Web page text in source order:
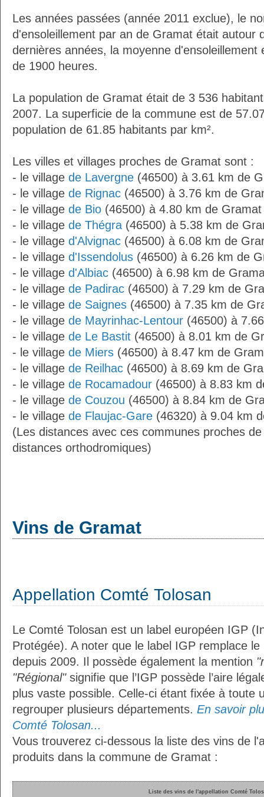
Les années passées (année 2011 exclue), le
d'ensoleillement par an de Gramat était autour
dernières années, la moyenne d'ensoleillement
de 1900 heures.
La population de Gramat était de 3 536
2007. La superficie de la commune est de
population de 61.85 habitants par km².
Les villes et villages proches de Gramat sont :
- le village de Lavergne (46500) à 3.61 km de
- le village de Rignac (46500) à 3.76 km de
- le village de Bio (46500) à 4.80 km de Gramat
- le village de Thégra (46500) à 5.38 km de
- le village d'Alvignac (46500) à 6.08 km de
- le village d'Issendolus (46500) à 6.26 km de
- le village d'Albiac (46500) à 6.98 km de
- le village de Padirac (46500) à 7.29 km de
- le village de Saignes (46500) à 7.35 km de
- le village de Mayrinhac-Lentour (46500) à
- le village de Le Bastit (46500) à 8.01 km de
- le village de Miers (46500) à 8.47 km de
- le village de Reilhac (46500) à 8.69 km de
- le village de Rocamadour (46500) à 8.83 km
- le village de Couzou (46500) à 8.84 km de
- le village de Flaujac-Gare (46320) à 9.04 km
(Les distances avec ces communes proches
distances orthodromiques)
Vins de Gramat
Appellation Comté Tolosan
Le Comté Tolosan est un label européen IGP
Protégée). A noter que le label IGP remplace
depuis 2009. Il possède également la mention
"Régional"signifie que l’IGP possède l’aire
plus vaste possible. Celle-ci étant fixée à toute
regrouper plusieurs départements. En savoir
Comté Tolosan...
Vous trouverez ci-dessous la liste des vins de
produits dans la commune de Gramat :
Liste des vins de l'appellation Comté